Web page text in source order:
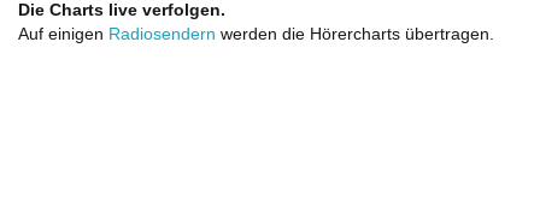
Die Charts live verfolgen.
Auf einigen Radiosendern werden die Hörercharts übertragen.